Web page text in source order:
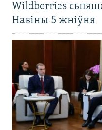
Wildberries
Навіны 5 жніўня